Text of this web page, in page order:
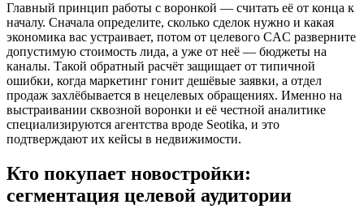
Главный принцип работы с воронкой — считать её от конца к
началу. Сначала определите, сколько сделок нужно и какая
экономика вас устраивает, потом от целевого CAC разверните
допустимую стоимость лида, а уже от неё — бюджеты на
каналы. Такой обратный расчёт защищает от типичной
ошибки, когда маркетинг гонит дешёвые заявки, а отдел
продаж захлёбывается в нецелевых обращениях. Именно на
выстраивании сквозной воронки и её честной аналитике
специализируются агентства вроде Seotika, и это
подтверждают их кейсы в недвижимости.
Кто покупает новостройки:
сегментация целевой аудитории